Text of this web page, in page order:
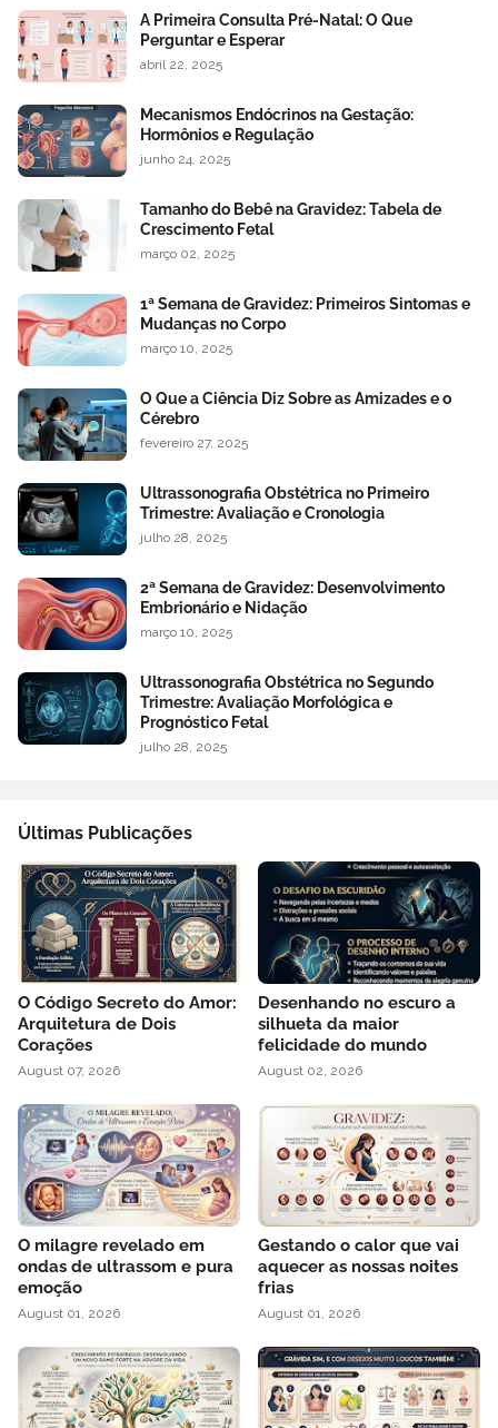
A Primeira Consulta Pré-Natal: O Que
Perguntar e Esperar
abril 22, 2025
Mecanismos Endócrinos na Gestação:
Hormônios e Regulação
junho 24, 2025
Tamanho do Bebê na Gravidez: Tabela de
Crescimento Fetal
março 02, 2025
1ª Semana de Gravidez: Primeiros Sintomas e
Mudanças no Corpo
março 10, 2025
O Que a Ciência Diz Sobre as Amizades e o
Cérebro
fevereiro 27, 2025
Ultrassonografia Obstétrica no Primeiro
Trimestre: Avaliação e Cronologia
julho 28, 2025
2ª Semana de Gravidez: Desenvolvimento
Embrionário e Nidação
março 10, 2025
Ultrassonografia Obstétrica no Segundo
Trimestre: Avaliação Morfológica e
Prognóstico Fetal
julho 28, 2025
Últimas Publicações
O Código Secreto do Amor:
Arquitetura de Dois
Corações
August 07, 2026
Desenhando no escuro a
silhueta da maior
felicidade do mundo
August 02, 2026
O milagre revelado em
ondas de ultrassom e pura
emoção
August 01, 2026
Gestando o calor que vai
aquecer as nossas noites
frias
August 01, 2026